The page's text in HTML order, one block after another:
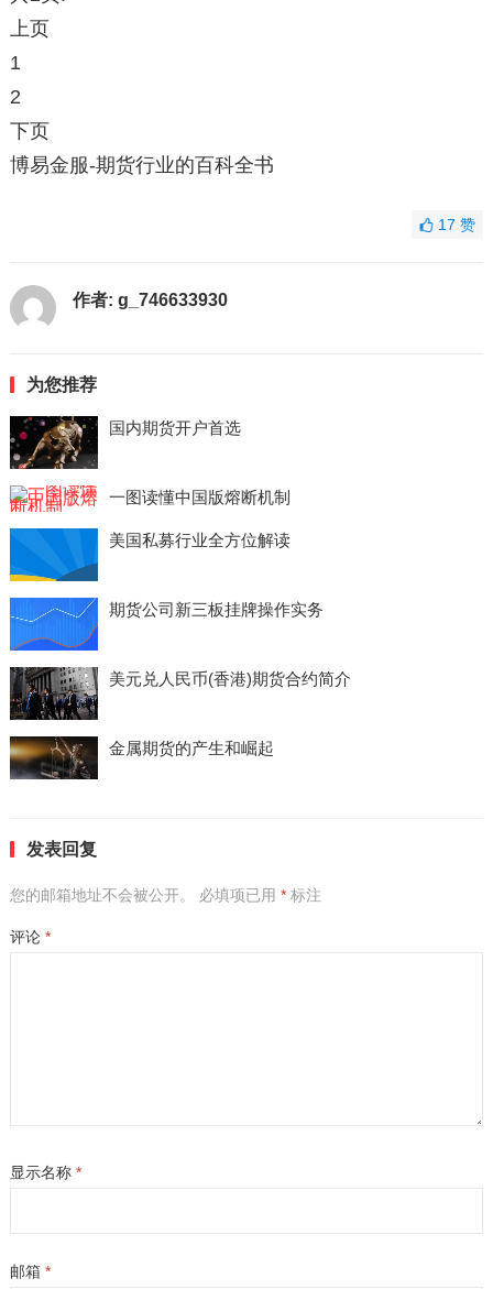
上页
1
2
下页
博易金服-期货行业的百科全书
17赞
作者: g_746633930
为您推荐
国内期货开户首选
一图读懂中国版熔断机制
美国私募行业全方位解读
期货公司新三板挂牌操作实务
美元兑人民币(香港)期货合约简介
金属期货的产生和崛起
发表回复
您的邮箱地址不会被公开。 必填项已用 *标注
评论 *
显示名称 *
邮箱 *